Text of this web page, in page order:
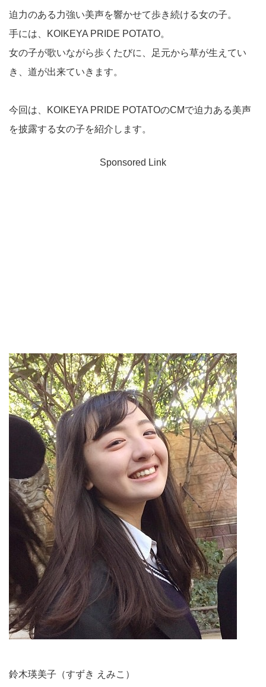
迫力のある力強い美声を響かせて歩き続ける女の子。
手には、KOIKEYA PRIDE POTATO。
女の子が歌いながら歩くたびに、足元から草が生えてい
き、道が出来ていきます。
今回は、KOIKEYA PRIDE POTATOのCMで迫力ある美声
を披露する女の子を紹介します。
Sponsored Link
鈴木瑛美子（すずき えみこ）